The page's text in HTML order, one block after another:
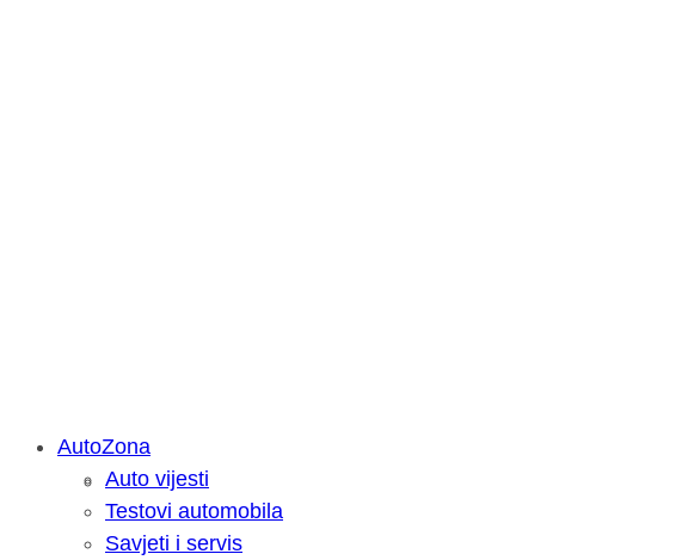
Savjetujemo: Što učiniti kada vaš iPad treba
AutoZona
Auto vijesti
Testovi automobila
Savjeti i servis